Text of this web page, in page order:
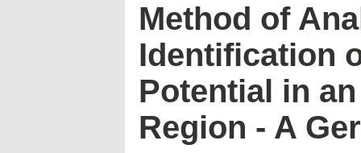
Method of
Identification
Potential in
Region - A